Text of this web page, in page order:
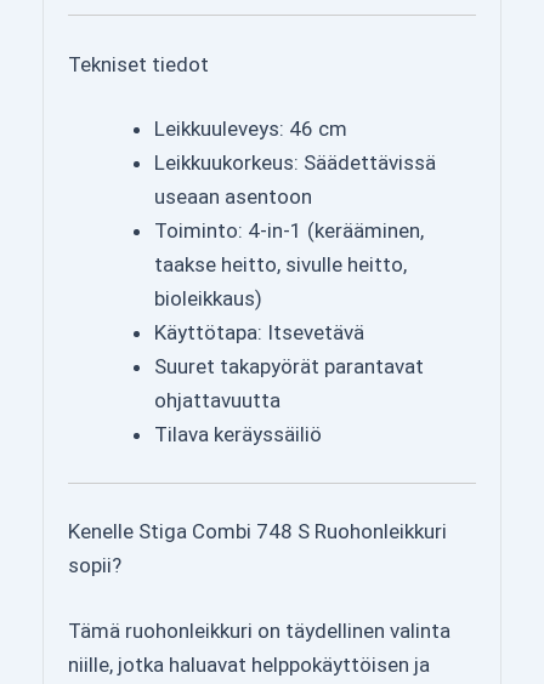
Tekniset tiedot
Leikkuuleveys: 46 cm
Leikkuukorkeus: Säädettävissä
useaan asentoon
Toiminto: 4-in-1 (kerääminen,
taakse heitto, sivulle heitto,
bioleikkaus)
Käyttötapa: Itsevetävä
Suuret takapyörät parantavat
ohjattavuutta
Tilava keräyssäiliö
Kenelle Stiga Combi 748 S Ruohonleikkuri
sopii?
Tämä ruohonleikkuri on täydellinen valinta
niille, jotka haluavat helppokäyttöisen ja